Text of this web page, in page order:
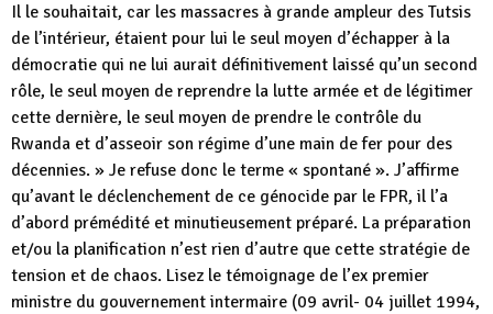
Il le souhaitait, car les massacres à grande ampleur des Tutsis
de l’intérieur, étaient pour lui le seul moyen d’échapper à la
démocratie qui ne lui aurait définitivement laissé qu’un second
rôle, le seul moyen de reprendre la lutte armée et de légitimer
cette dernière, le seul moyen de prendre le contrôle du
Rwanda et d’asseoir son régime d’une main de fer pour des
décennies. » Je refuse donc le terme « spontané ». J’affirme
qu’avant le déclenchement de ce génocide par le FPR, il l’a
d’abord prémédité et minutieusement préparé. La préparation
et/ou la planification n’est rien d’autre que cette stratégie de
tension et de chaos. Lisez le témoignage de l’ex premier
ministre du gouvernement intermaire (09 avril- 04 juillet 1994,